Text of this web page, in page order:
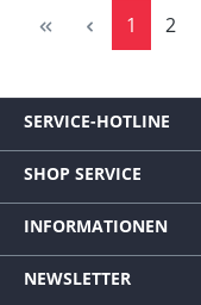
Seite
1 Seite
2
SERVICE-HOTLINE
SHOP SERVICE
INFORMATIONEN
NEWSLETTER